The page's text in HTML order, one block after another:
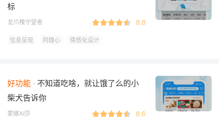
标
龙爪槐守望者 8.8
信息呈现 同理心 情感化设计
好功能
不知道吃啥，就让饿了么的小
柴犬告诉你
蒙娜AI莎 8.6